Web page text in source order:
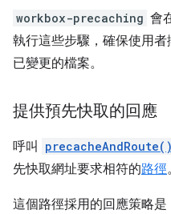
workbox-precaching 會
執行這些步驟，確保使用
已變更的檔案。
提供預先快取的回應
呼叫 precacheAndRoute()
先快取網址要求相符的路徑。
這個路徑採用的回應策略是